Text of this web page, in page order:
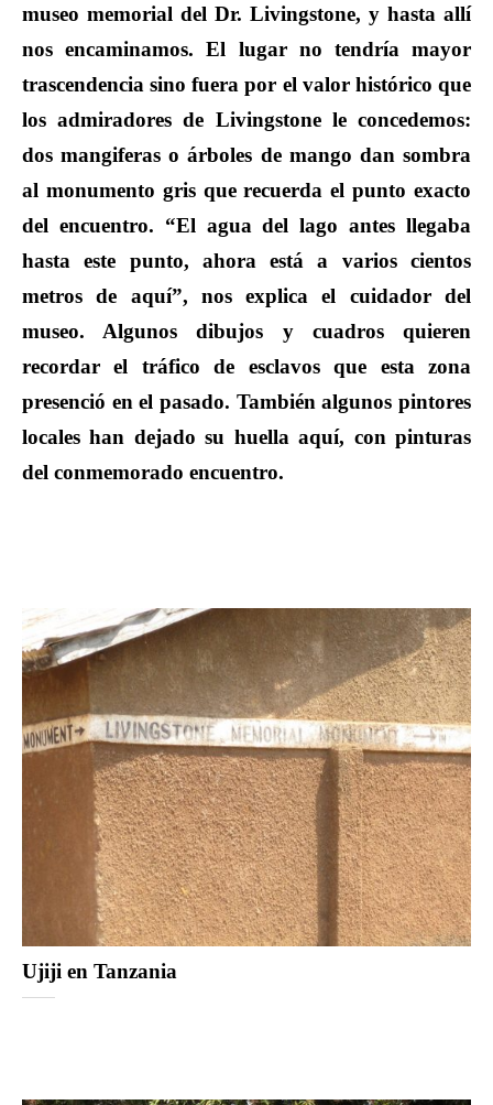
museo memorial del Dr. Livingstone, y hasta allí
nos encaminamos. El lugar no tendría mayor
trascendencia sino fuera por el valor histórico que
los admiradores de Livingstone le concedemos:
dos mangiferas o árboles de mango dan sombra
al monumento gris que recuerda el punto exacto
del encuentro. “El agua del lago antes llegaba
hasta este punto, ahora está a varios cientos
metros de aquí”, nos explica el cuidador del
museo. Algunos dibujos y cuadros quieren
recordar el tráfico de esclavos que esta zona
presenció en el pasado. También algunos pintores
locales han dejado su huella aquí, con pinturas
del conmemorado encuentro.
Ujiji en Tanzania